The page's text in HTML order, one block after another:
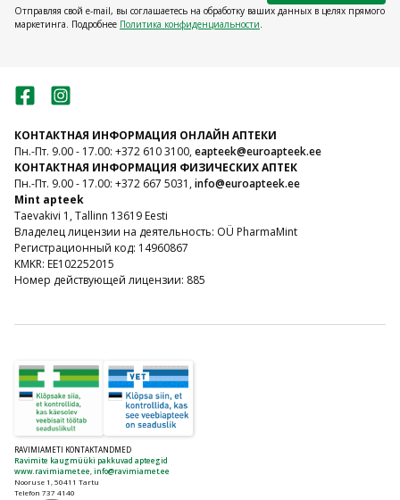
Отправляя свой e-mail, вы соглашаетесь на обработку ваших данных в целях прямого
маркетинга. Подробнее Политика конфиденциальности.
КОНТАКТНАЯ ИНФОРМАЦИЯ ОНЛАЙН АПТЕКИ
Пн.-Пт. 9.00 - 17.00: +372 610 3100,eapteek@euroapteek.ee
КОНТАКТНАЯ ИНФОРМАЦИЯ ФИЗИЧЕСКИХ АПТЕК
Пн.-Пт. 9.00 - 17.00: +372 667 5031,info@euroapteek.ee
Mint apteek
Taevakivi 1, Tallinn 13619 Eesti
Владелец лицензии на деятельность: OÜ PharmaMint
Регистрационный код: 14960867
KMKR: EE102252015
Номер действующей лицензии: 885
RAVIMIAMETI KONTAKTANDMED
Ravimite kaugmüüki pakkuvad apteegid
www.ravimiamet.ee info@ravimiamet.ee
Nooruse 1, 50411 Tartu
Telefon 737 4140